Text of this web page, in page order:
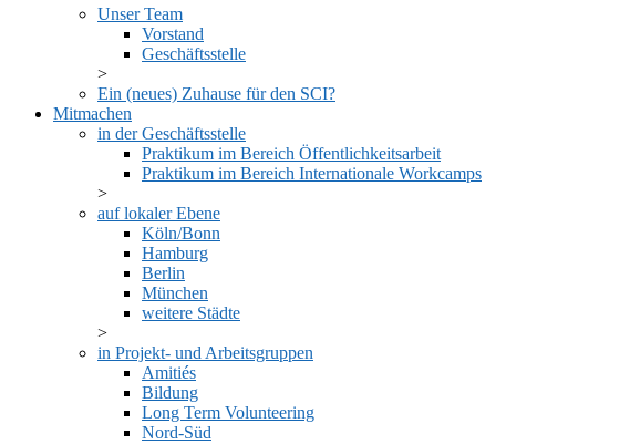
Unser Team
Vorstand
Geschäftsstelle
Ein (neues) Zuhause für den SCI?
Mitmachen
in der Geschäftsstelle
Praktikum im Bereich Öffentlichkeitsarbeit
Praktikum im Bereich Internationale Workcamps
auf lokaler Ebene
Köln/Bonn
Hamburg
Berlin
München
weitere Städte
in Projekt- und Arbeitsgruppen
Amitiés
Bildung
Long Term Volunteering
Nord-Süd